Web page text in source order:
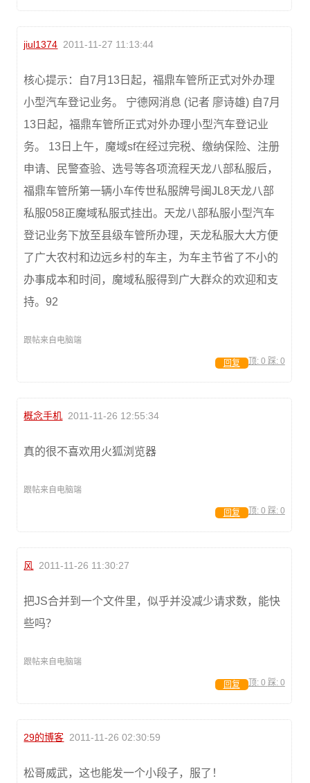
jiul1374 2011-11-27 11:13:44
核心提示：自7月13日起，福鼎车管所正式对外办理
小型汽车登记业务。 宁德网消息 (记者 廖诗雄) 自7月
13日起，福鼎车管所正式对外办理小型汽车登记业
务。 13日上午，魔域sf在经过完税、缴纳保险、注册
申请、民警查验、选号等各项流程天龙八部私服后，
福鼎车管所第一辆小车传世私服牌号闽JL8天龙八部
私服058正魔域私服式挂出。天龙八部私服小型汽车
登记业务下放至县级车管所办理，天龙私服大大方便
了广大农村和边远乡村的车主，为车主节省了不小的
办事成本和时间，魔域私服得到广大群众的欢迎和支
持。92
跟帖来自电脑端
顶: 0 踩: 0
回复
概念手机 2011-11-26 12:55:34
真的很不喜欢用火狐浏览器
跟帖来自电脑端
顶: 0 踩: 0
回复
风 2011-11-26 11:30:27
把JS合并到一个文件里，似乎并没减少请求数，能快
些吗？
跟帖来自电脑端
顶: 0 踩: 0
回复
29的博客 2011-11-26 02:30:59
松哥威武，这也能发一个小段子，服了！